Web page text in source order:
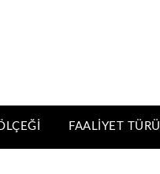
FAALIYET TÜRÜ